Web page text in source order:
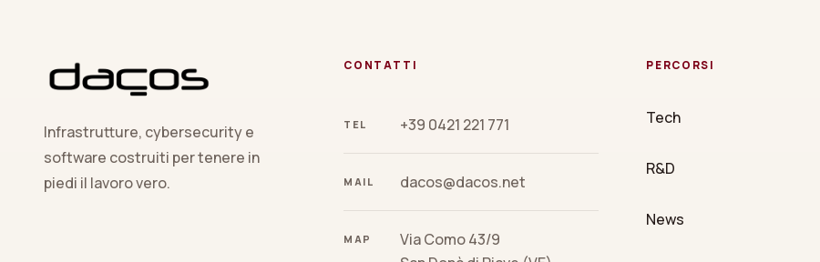
Infrastrutture, cybersecurity e
software costruiti per tenere in
piedi il lavoro vero.
CONTATTI
TEL +39 0421 221 771
MAIL dacos@dacos.net
MAP
Via Como 43/9
PERCORSI
Tech
R&D
News